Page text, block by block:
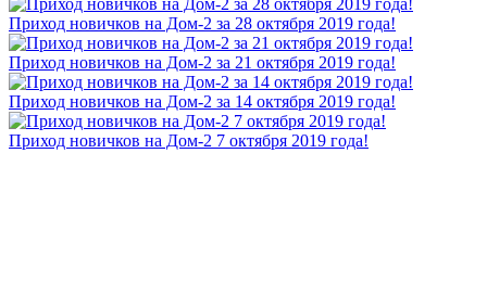
Приход новичков на Дом-2 за 28 октября 2019 года!
Приход новичков на Дом-2 за 21 октября 2019 года!
Приход новичков на Дом-2 за 14 октября 2019 года!
Приход новичков на Дом-2 7 октября 2019 года!